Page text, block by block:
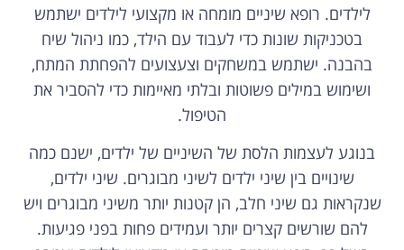
לילדים. רופא שיניים מומחה או מקצועי לילדים ישתמש
בטכניקות שונות כדי לעבוד עם הילד, כמו ניהול שיח
בהבנה. ישתמש במשחקים וצעצועים להפחתת המתח,
ושימוש במילים פשוטות ובלתי מאיימות כדי להסביר את
הטיפול.
בנוגע לעצמות הלסת של השיניים של ילדים, ישנם כמה
שינויים בין שיני ילדים לשיני מבוגרים. שיני ילדים,
שנקראות גם שיני חלב, הן קטנות יותר משיני מבוגרים ויש
להם שורשים קצרים יותר ועמידים פחות בפני פגיעות.